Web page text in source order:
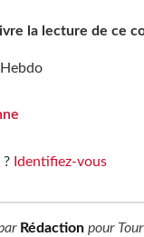
la lecture de ce
? Identifiez-vous
Rédactionpour